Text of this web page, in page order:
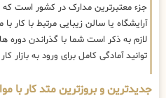
جزء معتبرترین مدارک در کشور است که
آرایشگاه یا سالن زیبایی مرتبط با کار
لازم به ذکر است شما با گذراندن دوره
توانید آمادگی کامل برای ورود به بازار
جدیدترین و بروزترین متد کار با